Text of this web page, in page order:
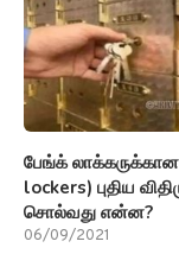
பேங்க்
lockers) புதிய
சொல்வது என்ன?
06/09/2021